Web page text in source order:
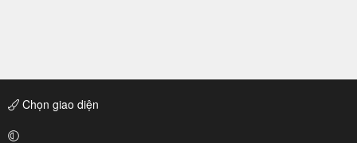
Chọn giao diện